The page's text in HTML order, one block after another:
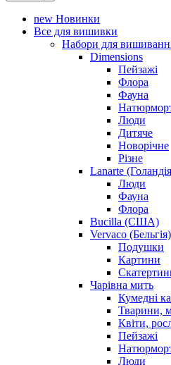
new Новинки
Все для вишивки
Набори для
Dimensions
Пейзажі
Флора
Фауна
Люди
Дитяче
Новорічне
Різне
Lanarte
Люди
Фауна
Флора
Bucilla (США)
Vervaco (Бельгія)
Подушки
Картини
Чарiвна мить
Кумедні
Тварини,
Квіти,
Пейзажі
Люди